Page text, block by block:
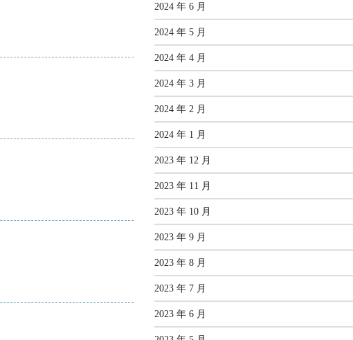
2024 年 6 月
2024 年 5 月
2024 年 4 月
2024 年 3 月
2024 年 2 月
2024 年 1 月
2023 年 12 月
2023 年 11 月
2023 年 10 月
2023 年 9 月
2023 年 8 月
2023 年 7 月
2023 年 6 月